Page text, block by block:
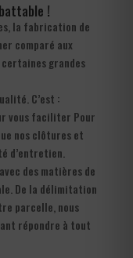
!
la fabrication de
comparé aux
grandes
C’est :
vous faciliter Pour
nos clôtures et
d’entretien.
des matières de
De la délimitation
parcelle, nous
répondre à tout